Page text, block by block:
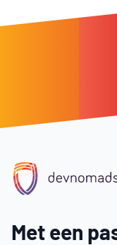
Met een